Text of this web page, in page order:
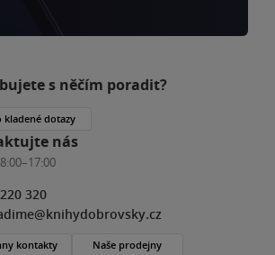
s něčím poradit?
kladené dotazy
nás
8:00–17:00
320
kontakty Naše prodejny